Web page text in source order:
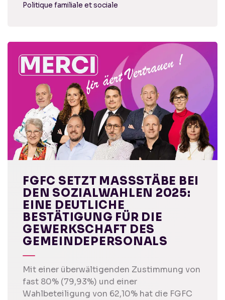
Politique familiale et sociale
FGFC SETZT MASSSTÄBE BEI D
EN SOZIALWAHLEN 2025: E
INE DEUTLICHE B
ESTÄTIGUNG FÜR DIE G
EWERKSCHAFT DES G
EMEINDEPERSONALS
Mit einer überwältigenden Zustimmung von
fast 80% (79,93%) und einer
Wahlbeteiligung von 62,10% hat die FGFC